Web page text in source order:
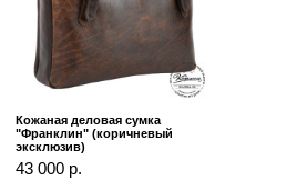
Кожаная деловая сумка
"Франклин" (коричневый
эксклюзив)
43 000 р.